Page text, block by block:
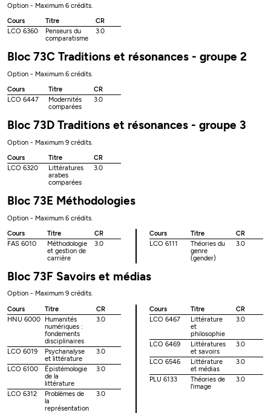
Option - Maximum 6 crédits.
Cours
Titre
CR
LCO 6360
Penseurs du
comparatisme
3.0
Bloc 73C Traditions et résonances - groupe 2
Option - Maximum 6 crédits.
Cours
Titre
CR
LCO 6447
Modernités
comparées
3.0
Bloc 73D Traditions et résonances - groupe 3
Option - Maximum 9 crédits.
Cours
Titre
CR
LCO 6320
Littératures
arabes
comparées
3.0
Bloc 73E Méthodologies
Option - Maximum 6 crédits.
Cours
Titre
CR
FAS 6010
Méthodologie
et gestion de
carrière
3.0
Cours Titre
CR
LCO 6111
Théories du
genre
(gender)
3.0
Bloc 73F Savoirs et médias
Option - Maximum 9 crédits.
Cours
Titre
CR
HNU 6000
Humanités
numériques :
fondements
disciplinaires
3.0
LCO 6019
Psychanalyse
et littérature
3.0
LCO 6100
Épistémologie
de la
littérature
3.0
LCO 6312
Problèmes de
la
représentation
3.0
Cours Titre
CR
LCO 6467
Littérature
et
philosophie
3.0
LCO 6469
Littératures
et savoirs
3.0
LCO 6546
Littérature
et médias
3.0
PLU 6133
Théories de
l'image
3.0